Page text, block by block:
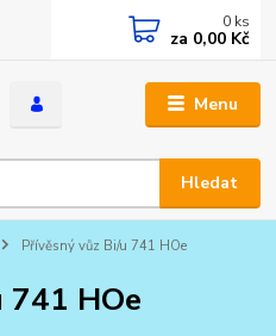
Menu
Hledat
0 ks
za 0,00 Kč
Přívěsný vůz Bi/u 741 HOe
741 HOe